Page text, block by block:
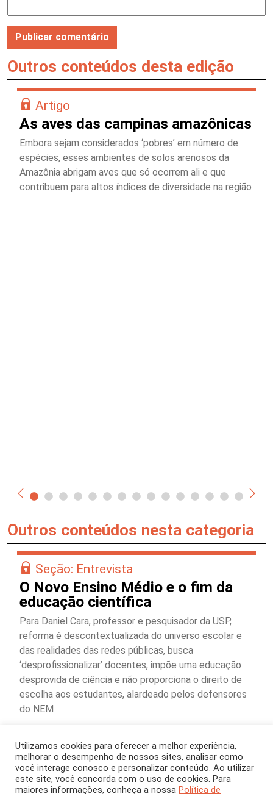
Outros conteúdos desta edição
Artigo
As aves das campinas amazônicas
Embora sejam considerados ‘pobres’ em número de
espécies, esses ambientes de solos arenosos da
Amazônia abrigam aves que só ocorrem ali e que
contribuem para altos índices de diversidade na região
Outros conteúdos nesta categoria
Seção: Entrevista
O Novo Ensino Médio e o fim da
educação científica
Para Daniel Cara, professor e pesquisador da USP,
reforma é descontextualizada do universo escolar e
das realidades das redes públicas, busca
‘desprofissionalizar’ docentes, impõe uma educação
desprovida de ciência e não proporciona o direito de
escolha aos estudantes, alardeado pelos defensores
do NEM
Utilizamos cookies para oferecer a melhor experiência,
melhorar o desempenho de nossos sites, analisar como
você interage conosco e personalizar conteúdo. Ao utilizar
este site, você concorda com o uso de cookies. Para
maiores informações, conheça a nossa Política de